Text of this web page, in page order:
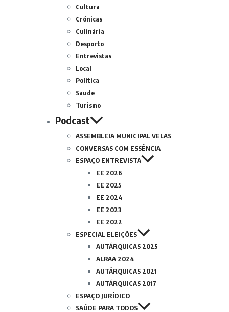
Cultura
Crónicas
Culinária
Desporto
Entrevistas
Local
Politica
Saude
Turismo
Podcast
ASSEMBLEIA MUNICIPAL VELAS
CONVERSAS COM ESSÊNCIA
ESPAÇO ENTREVISTA
EE 2026
EE 2025
EE 2024
EE 2023
EE 2022
ESPECIAL ELEIÇÕES
AUTÁRQUICAS 2025
ALRAA 2024
AUTÁRQUICAS 2021
AUTÁRQUICAS 2017
ESPAÇO JURÍDICO
SAÚDE PARA TODOS